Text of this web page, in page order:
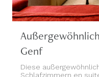
Genf
Diese
Schlafzimmern en